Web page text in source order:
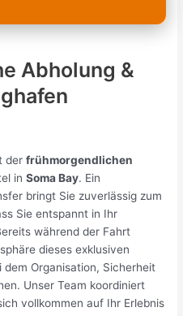
Abholung &
derfrühmorgendlichen
inSoma Bay. Ein
bringt Sie zuverlässig zum
Sie entspannt in Ihr
während der Fahrt
dieses exklusiven
dem Organisation, Sicherheit
Unser Team koordiniert
vollkommen auf Ihr Erlebnis